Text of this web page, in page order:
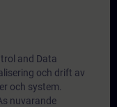
and Data
och drift av
och system.
nuvarande